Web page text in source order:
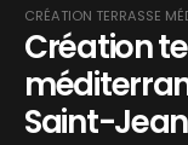
CRÉATION TERRASSE
Création
Saint-Jean